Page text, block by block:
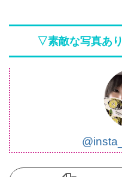
コメント欄は見てくれてい
中には愚痴のようなコメン
誠に申し訳ないのですが、
※悪口や過剰・攻撃的なコメ
※飲食店であればお店の味を
▽素敵な写真あ